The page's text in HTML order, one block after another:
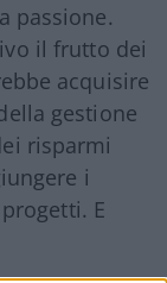
passione.
il frutto dei
acquisire
gestione
risparmi
i
E